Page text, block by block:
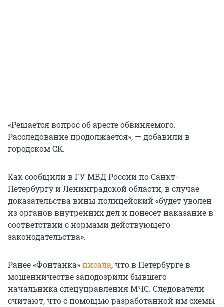
«Решается вопрос об аресте обвиняемого.
Расследование продолжается», — добавили в
городском СК.
Как сообщили в ГУ МВД России по Санкт-
Петербургу и Ленинградской области, в случае
доказательства вины полицейский «будет уволен
из органов внутренних дел и понесет наказание в
соответствии с нормами действующего
законодательства».
Ранее «Фонтанка»писала, что в Петербурге в
мошенничестве заподозрили бывшего
начальника спецуправления МЧС. Следователи
считают, что с помощью разработанной им схемы